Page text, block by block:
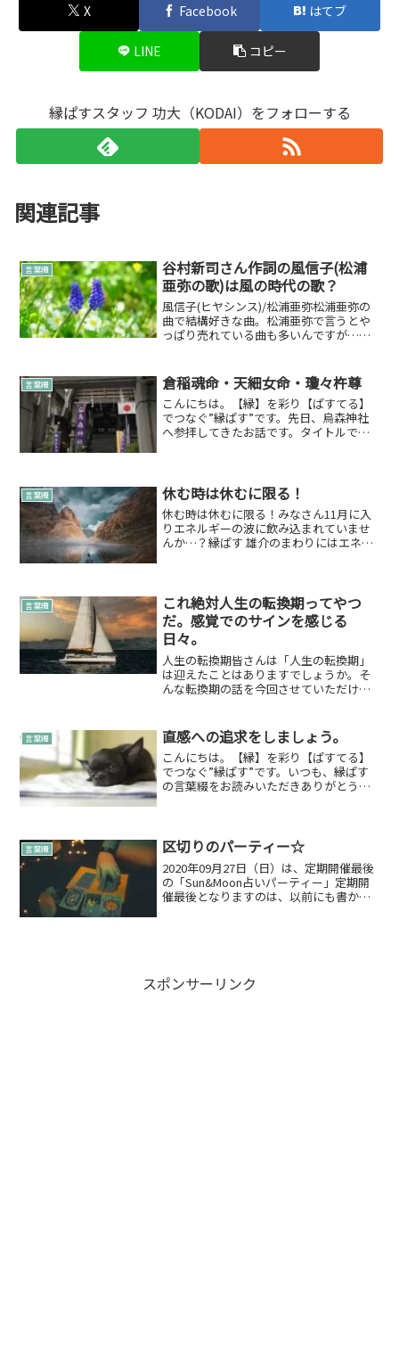
X Facebook はてブ
LINE コピー
縁ぱすスタッフ 功大（KODAI）をフォローする
関連記事
言葉綴
谷村新司さん作詞の風信子(松浦
亜弥の歌)は風の時代の歌？
風信子(ヒヤシンス)/松浦亜弥松浦亜弥の
曲で結構好きな曲。松浦亜弥で言うとや
っぱり売れている曲も多いんですが…自
星団からのメッセージ…じゃあこの歌は!?
谷村新司さん...
言葉綴 倉稲魂命・天細女命・瓊々杵尊
こんにちは。【縁】を彩り【ぱすてる】
でつなぐ”縁ぱす”です。先日、烏森神社
へ参拝してきたお話です。タイトルでピ
女命（アメノウヅメノミ...
言葉綴 休む時は休むに限る！
休む時は休むに限る！みなさん11月に入
りエネルギーの波に飲み込まれていませ
んか…？縁ぱす 雄介のまわりにはエネル
は…休む時は休むに限り...
言葉綴
これ絶対人生の転換期ってやつ
だ。感覚でのサインを感じる
日々。
人生の転換期皆さんは「人生の転換期」
は迎えたことはありますでしょうか。そ
んな転換期の話を今回させていただけれ
マヤ歴のRena先生と話す機会があって、
その時に「マヤって後...
言葉綴 直感への追求をしましょう。
こんにちは。【縁】を彩り【ぱすてる】
でつなぐ”縁ぱす”です。いつも、縁ぱす
の言葉綴をお読みいただきありがとうご
にもなっております。タイ...
言葉綴 区切りのパーティー☆
2020年09月27日（日）は、定期開催最後
の「Sun&Moon占いパーティー」定期開
催最後となりますのは、以前にも書かせ
スポンサーリンク